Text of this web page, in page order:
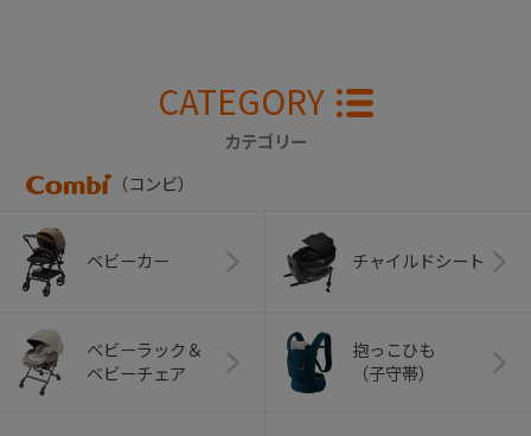
CATEGORY
カテゴリー
（コンビ）
ベビーカー チャイルドシート
ベビーラック＆
ベビーチェア
抱っこひも
（子守帯）